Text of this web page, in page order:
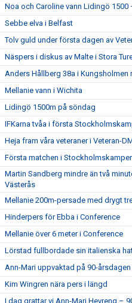
Noa och Caroline vann Lidingö 1500
Sebbe elva i Belfast
Tolv guld under första dagen av
Näspers i diskus av Malte i Stora
Anders Hållberg 38a i Kungsholmen
Mellanie vann i Wichita
Lidingö 1500m på söndag
IFKarna tvåa i första
Heja fram våra veteraner i Veteran-
Första matchen i
Martin Sandberg mindre än två
Västerås
Mellanie 200m-persade med drygt
Hinderpers för Ebba i Conference
Mellanie över 6 meter i Conference
Lörstad fullbordade sin italienska
Ann-Mari uppvaktad på 90-årsdagen
Kim Wingren nära pers i längd
I dag grattar vi Ann-Mari Hevreng –